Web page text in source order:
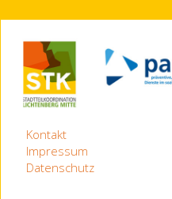
Kontakt
Impressum
Datenschutz